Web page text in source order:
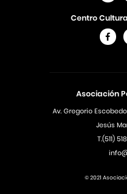
Asociación
Av. Gregorio
Jesús
T.(511)
Centro
© 2021